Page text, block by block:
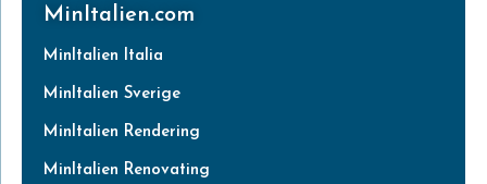
MinItalien.com
MinItalien Italia
MinItalien Sverige
MinItalien Rendering
MinItalien Renovating